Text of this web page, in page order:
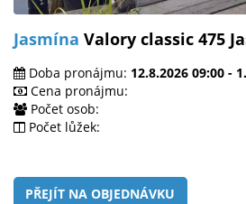
Jasmína Valory classic 475
Doba pronájmu: 12.8.2026 09:00 -
Cena pronájmu:
Počet osob:
Počet lůžek:
PŘEJÍT NA OBJEDNÁVKU